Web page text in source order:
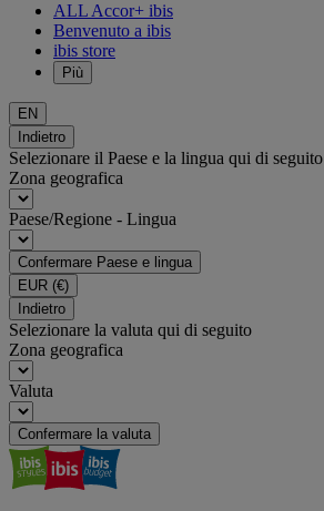
ALL Accor+ ibis
Benvenuto a ibis
ibis store
Più
EN
Indietro
Selezionare il Paese e la lingua qui di seguito
Zona geografica
Paese/Regione - Lingua
Confermare Paese e lingua
EUR (€)
Indietro
Selezionare la valuta qui di seguito
Zona geografica
Valuta
Confermare la valuta